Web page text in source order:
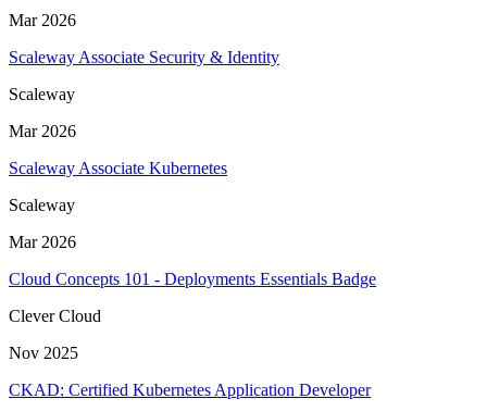
Mar 2026
Scaleway Associate Security & Identity
Scaleway
Mar 2026
Scaleway Associate Kubernetes
Scaleway
Mar 2026
Cloud Concepts 101 - Deployments Essentials Badge
Clever Cloud
Nov 2025
CKAD: Certified Kubernetes Application Developer